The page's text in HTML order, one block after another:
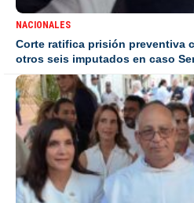
NACIONALES
Corte ratifica prisión preventiva
otros seis imputados en caso